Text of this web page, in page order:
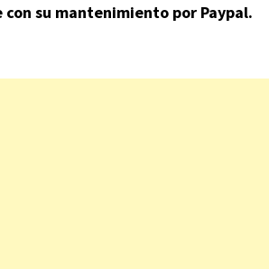
su mantenimiento por Paypal.